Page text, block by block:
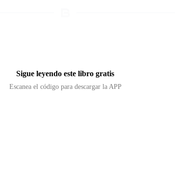
Sigue leyendo este libro gratis
Escanea el código para descargar la APP